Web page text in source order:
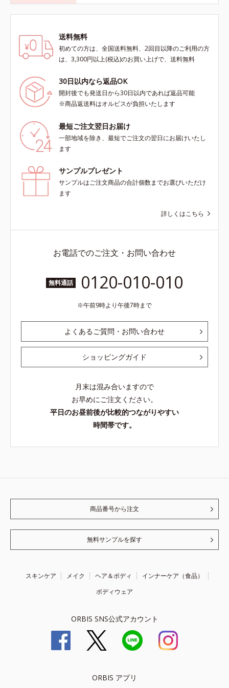
送料無料
初めての方は、全国送料無料、2回目以降のご利用の方
は、3,300円以上(税込)のお買い上げで、送料無料
30日以内なら返品OK
開封後でも発送日から30日以内であれば返品可能
※商品返送料はオルビスが負担いたします
最短ご注文翌日お届け
一部地域を除き、最短でご注文の翌日にお届けいたし
ます
サンプルプレゼント
サンプルはご注文商品の合計個数までお選びいただけ
ます
詳しくはこちら
お電話でのご注文・お問い合わせ
無料通話 0120-010-010
午前9時より午後7時まで
よくあるご質問・お問い合わせ
ショッピングガイド
月末は混み合いますので
お早めにご注文ください。
平日のお昼前後が比較的つながりやすい
時間帯です。
商品番号から注文
無料サンプルを探す
スキンケア メイク ヘア＆ボディ
インナーケア（食品）
ボディウェア
ORBIS SNS公式アカウント
ORBIS アプリ